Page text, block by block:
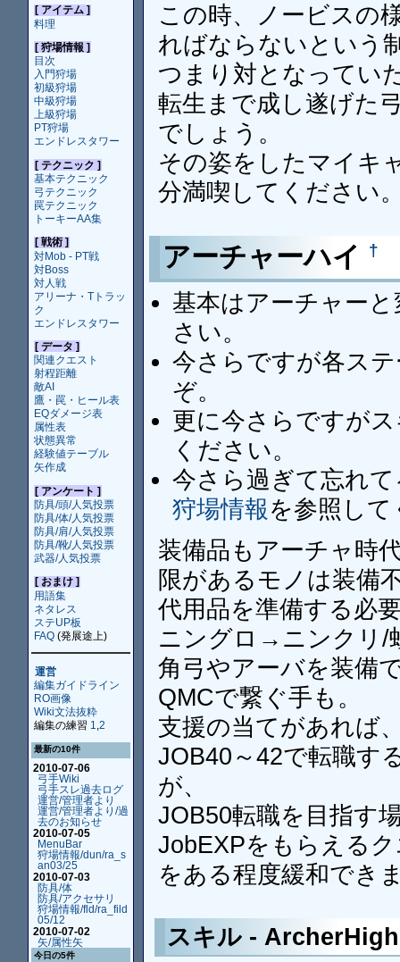
[ アイテム ]
料理
[ 狩場情報 ]
目次
入門狩場
初級狩場
中級狩場
上級狩場
PT狩場
エンドレスタワー
[ テクニック ]
基本テクニック
弓テクニック
罠テクニック
トーキーAA集
[ 戦術 ]
対Mob - PT戦
対Boss
対人戦
アリーナ・Tトラッ
ク
エンドレスタワー
[ データ ]
関連クエスト
射程距離
敵AI
鷹・罠・ヒール表
EQダメージ表
属性表
状態異常
経験値テーブル
矢作成
[ アンケート ]
防具/頭/人気投票
防具/体/人気投票
防具/肩/人気投票
防具/靴/人気投票
武器/人気投票
[ おまけ ]
用語集
ネタレス
ステUP板
FAQ(発展途上)
運営
編集ガイドライン
RO画像
Wiki文法抜粋
編集の練習 1 2
最新の10件
2010-07-06
弓手Wiki
弓手スレ過去ログ
運営/管理者より
運営/管理者より/過
去のお知らせ
2010-07-05
MenuBar
狩場情報/dun/ra_s
an03/25
2010-07-03
防具/体
防具/アクセサリ
狩場情報/fld/ra_fild
05/12
2010-07-02
矢/属性矢
今日の5件
この時、ノービスの
ればならないという
つまり対となってい
転生まで成し遂げた
でしょう。
その姿をしたマイキ
分満喫してください
アーチャーハイ †
基本はアーチャー
さい。
今さらですが各ス
ぞ。
更に今さらですが
ください。
今さら過ぎて忘れ
狩場情報 を参照し
装備品もアーチャ時
限があるモノは装備
代用品を準備する必
ニングロ→ニンクリ/
角弓やアーバを装備
QMCで繋ぐ手も。
支援の当てがあれば
JOB40～42で転職す
が、
JOB50転職を目指す
JobEXPをもらえる
をある程度緩和でき
スキル -